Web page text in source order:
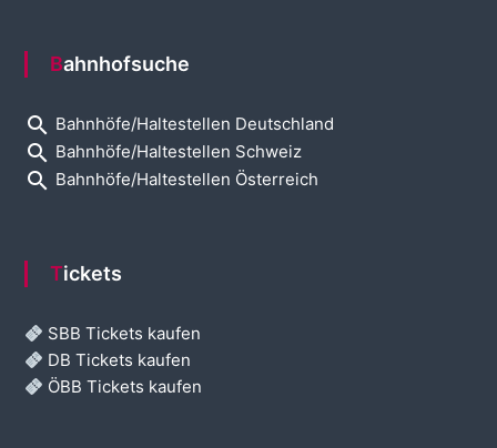
Bahnhofsuche
search Bahnhöfe/Haltestellen Deutschland
search Bahnhöfe/Haltestellen Schweiz
search Bahnhöfe/Haltestellen Österreich
Tickets
SBB Tickets kaufen
DB Tickets kaufen
ÖBB Tickets kaufen